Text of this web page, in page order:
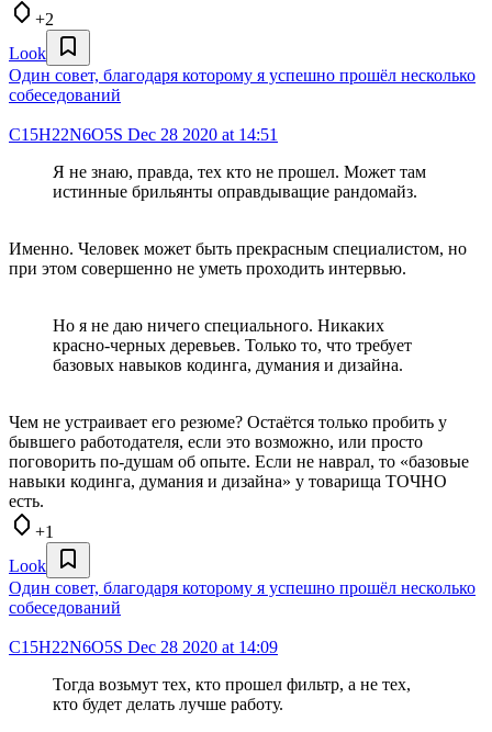
+2
Look
Один совет, благодаря которому я успешно прошёл несколько
собеседований
C15H22N6O5S Dec 28 2020 at 14:51
Я не знаю, правда, тех кто не прошел. Может там
истинные брильянты оправдыващие рандомайз.
Именно. Человек может быть прекрасным специалистом, но
при этом совершенно не уметь проходить интервью.
Но я не даю ничего специального. Никаких
красно-черных деревьев. Только то, что требует
базовых навыков кодинга, думания и дизайна.
Чем не устраивает его резюме? Остаётся только пробить у
бывшего работодателя, если это возможно, или просто
поговорить по-душам об опыте. Если не наврал, то «базовые
навыки кодинга, думания и дизайна» у товарища ТОЧНО
есть.
+1
Look
Один совет, благодаря которому я успешно прошёл несколько
собеседований
C15H22N6O5S Dec 28 2020 at 14:09
Тогда возьмут тех, кто прошел фильтр, а не тех,
кто будет делать лучше работу.